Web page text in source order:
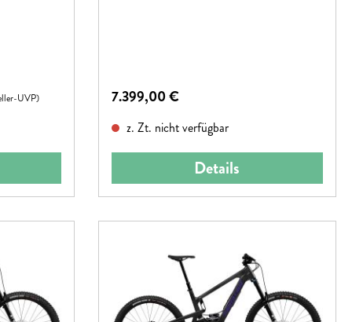
UVP) Regulärer Preis:
7.399,00 €
z. Zt. nicht verfügbar
Details